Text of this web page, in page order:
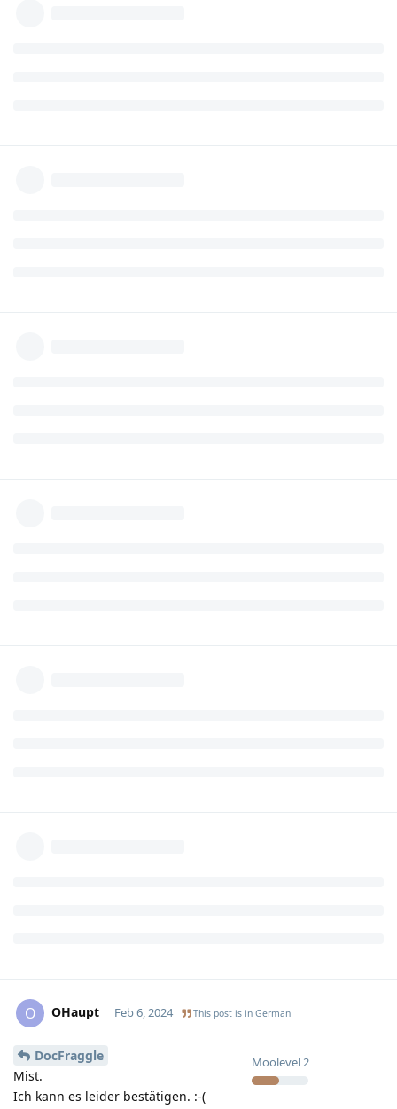
O OHaupt
Moolevel2
Feb 6, 2024 This post is in German
DocFraggle
Mist.
Ich kann es leider bestätigen. :-(